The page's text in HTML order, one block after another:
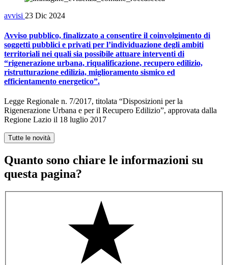
avvisi 23 Dic 2024
Avviso pubblico, finalizzato a consentire il coinvolgimento di
soggetti pubblici e privati per l’individuazione degli ambiti
territoriali nei quali sia possibile attuare interventi di
“rigenerazione urbana, riqualificazione, recupero edilizio,
ristrutturazione edilizia, miglioramento sismico ed
efficientamento energetico”.
Legge Regionale n. 7/2017, titolata “Disposizioni per la
Rigenerazione Urbana e per il Recupero Edilizio”, approvata dalla
Regione Lazio il 18 luglio 2017
Tutte le novità
Quanto sono chiare le informazioni su
questa pagina?